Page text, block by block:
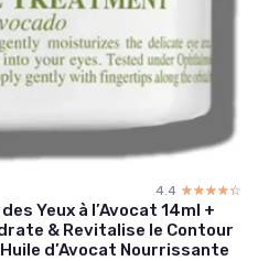
4.4 ☆☆☆☆☆
★★★★★
Yeux à l’Avocat 14ml +
& Revitalise le Contour
d’Avocat Nourrissante